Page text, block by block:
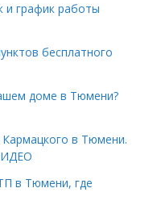
и график работы
бесплатного
доме в Тюмени?
в Тюмени.
в Тюмени, где